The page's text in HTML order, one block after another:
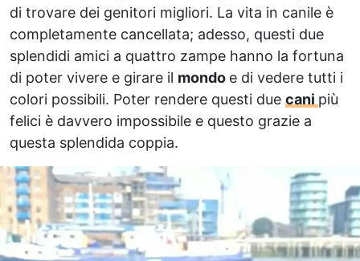
di trovare dei genitori migliori. La vita in canile è
completamente cancellata; adesso, questi due
splendidi amici a quattro zampe hanno la fortuna
di poter vivere e girare il mondo e di vedere tutti i
colori possibili. Poter rendere questi due cani più
felici è davvero impossibile e questo grazie a
questa splendida coppia.